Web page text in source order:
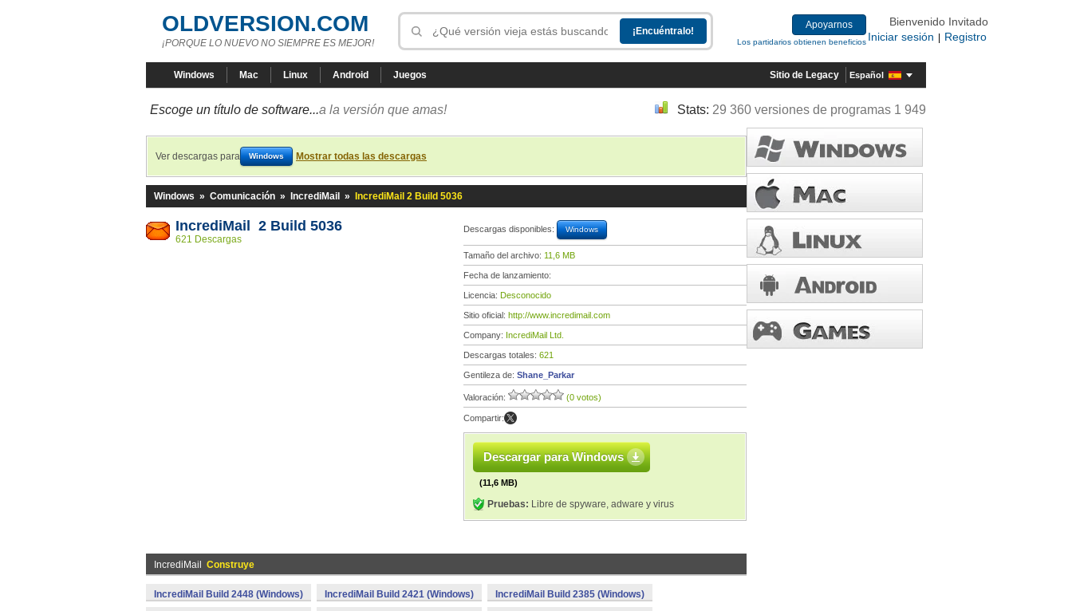
OLDVERSION.COM
¡PORQUE LO NUEVO NO SIEMPRE ES MEJOR!
Apoyarnos
Los partidarios obtienen beneficios
Bienvenido Invitado
Iniciar sesión
Registro
Windows Mac Linux Android Juegos Sitio de Legacy Español
Escoge un título de software...a la versión que amas! Stats: 29 360 versiones de programas 1 949
Ver descargas para Windows Mostrar todas las descargas
Windows » Comunicación » IncrediMail » IncrediMail 2 Build 5036
IncrediMail 2 Build 5036
621 Descargas
Descargas disponibles: Windows
Tamaño del archivo: 11,6 MB
Fecha de lanzamiento:
Licencia: Desconocido
Sitio oficial: http://www.incredimail.com
Company: IncrediMail Ltd.
Descargas totales: 621
Gentileza de: Shane_Parkar
Valoración: (0 votos)
Compartir:
Descargar para Windows
(11,6 MB)
Pruebas: Libre de spyware, adware y virus
IncrediMail Construye
IncrediMail Build 2448 (Windows) IncrediMail Build 2421 (Windows) IncrediMail Build 2385 (Windows)